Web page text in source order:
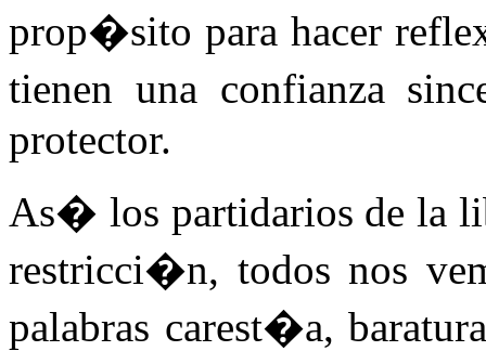
prop�sito para hacer
tienen una confianza
protector.
As� los partidarios de la
restricci�n, todos nos
palabras carest�a,